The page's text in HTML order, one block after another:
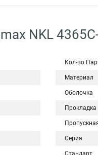
NKL
Кол-во Пар
Материал
Оболочка
Прокладка
Серия
Стандарт